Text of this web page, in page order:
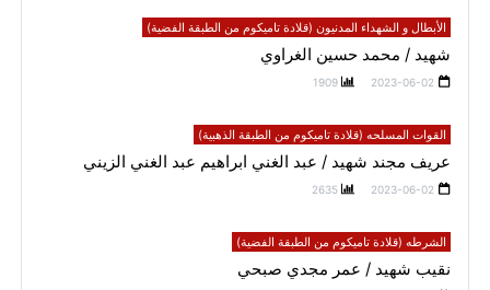
الأبطال و الشهداء المدنيون (قلادة تاميكوم من الطبقة الفضية)
شهيد / محمد حسين الغراوي
2023-06-02
1909
القوات المسلحه (قلادة تاميكوم من الطبقة الذهبية)
عريف مجند شهيد / عبد الغني ابراهيم عبد الغني الزيني
2023-06-02
2635
الشرطه (قلادة تاميكوم من الطبقة الفضية)
نقيب شهيد / عمر مجدي صبحي